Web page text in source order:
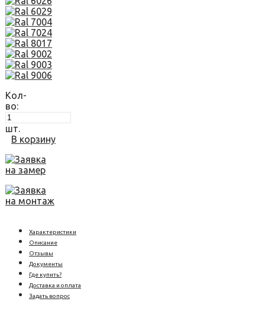
Кол-
во:
шт.
В корзину
Заявка
на замер
Заявка
на монтаж
Характеристики
Описание
Отзывы
Документы
Где купить?
Доставка и оплата
Задать вопрос